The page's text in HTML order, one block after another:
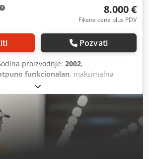
8.000 €
Fiksna cena plus PDV
Pozvati
proizvodnje: 2002,
funkcionalan, maksimalna
godina proizvodnje 2002 automatski
glave na stubovima Dkedpszq
brzine sečiva podešavanje brzine
sečiva hod za utovar 500
VISINA SEČIVA 27 mm